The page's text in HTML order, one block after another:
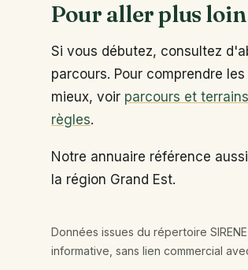
Pour aller plus loin
Si vous débutez, consultez
parcours. Pour comprendre
mieux, voir parcours et terrains
règles.
Notre annuaire référence
la région Grand Est.
Données issues du répertoire
informative, sans lien commercial